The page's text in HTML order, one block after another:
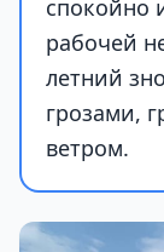
спокойно
рабочей
летний
грозами,
ветром.